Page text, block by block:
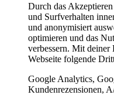
Durch das
und Surfverhalten
und anonymisiert
optimieren und das
verbessern. Mit
Webseite folgende
Google Analytics,
Kundenrezensionen,